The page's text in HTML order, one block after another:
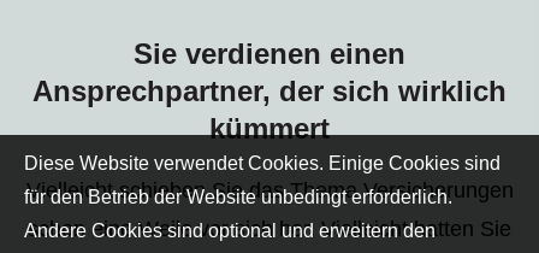
Sie verdienen einen
Ansprechpartner, der sich wirklich
kümmert
Vielleicht schieben Sie das Thema Versicherungen
schon eine Weile vor sich her. Vielleicht hatten Sie
Diese Website verwendet Cookies. Einige Cookies sind
für den Betrieb der Website unbedingt erforderlich.
Andere Cookies sind optional und erweitern den